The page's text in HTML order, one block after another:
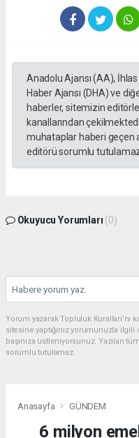
Anadolu Ajansı (AA),
Haber Ajansı (DHA) ve
haberler, sitemizin
kanallarından
muhataplar haberi geçen
editörü sorumlu
Okuyucu Yorumları (0)
Yorum yazarak Topluluk
sitesine yaptığınız yorumunuzla
başınıza üstleniyorsunuz. Yazılan
sorumlu tutulamaz.
Anasayfa GÜNDEM
6 milyon